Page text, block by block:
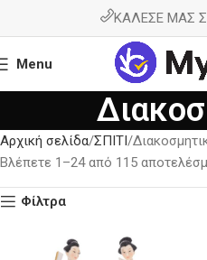
ΚΑΛΕΣΕ ΜΑΣ
Menu
Αρχική σελίδα ΣΠΙΤΙ
Βλέπετε 1–24 από 115
Φίλτρα